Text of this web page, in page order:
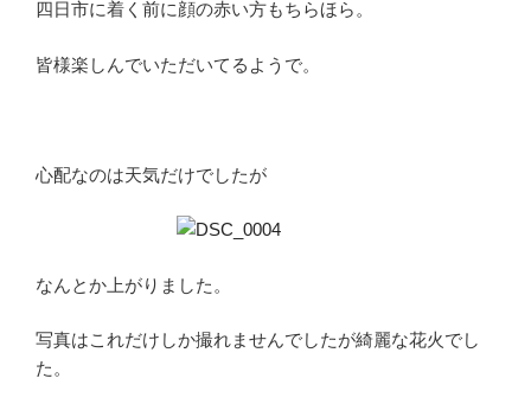
四日市に着く前に顔の赤い方もちらほら。
皆様楽しんでいただいてるようで。
心配なのは天気だけでしたが
なんとか上がりました。
写真はこれだけしか撮れませんでしたが綺麗な花火でし
た。